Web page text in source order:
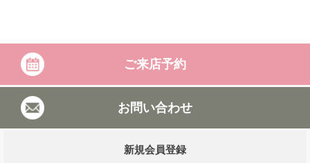
ご来店予約
お問い合わせ
新規会員登録